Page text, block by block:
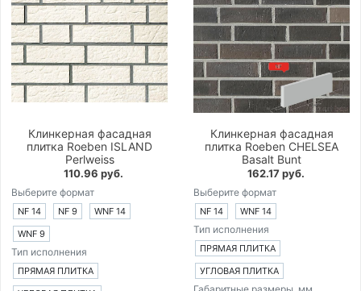
Клинкерная фасадная
плитка Roeben ISLAND
Perlweiss
110.96 руб.
Выберите формат
NF 14 NF 9
WNF 14
WNF 9
Тип исполнения
ПРЯМАЯ ПЛИТКА
Клинкерная фасадная
плитка Roeben CHELSEA
Basalt Bunt
162.17 руб.
Выберите формат
NF 14 WNF 14
Тип исполнения
ПРЯМАЯ ПЛИТКА
УГЛОВАЯ ПЛИТКА